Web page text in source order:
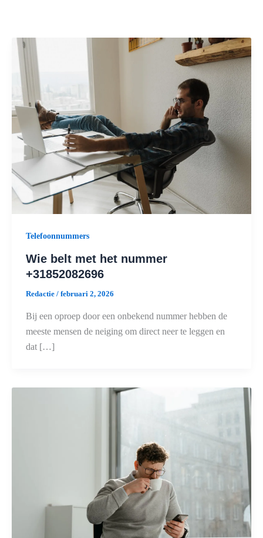
inhoud
Telefoonnummers
Wie belt met het nummer
+31852082696
Redactie / februari 2, 2026
Bij een oproep door een onbekend nummer hebben de
meeste mensen de neiging om direct neer te leggen en
dat […]